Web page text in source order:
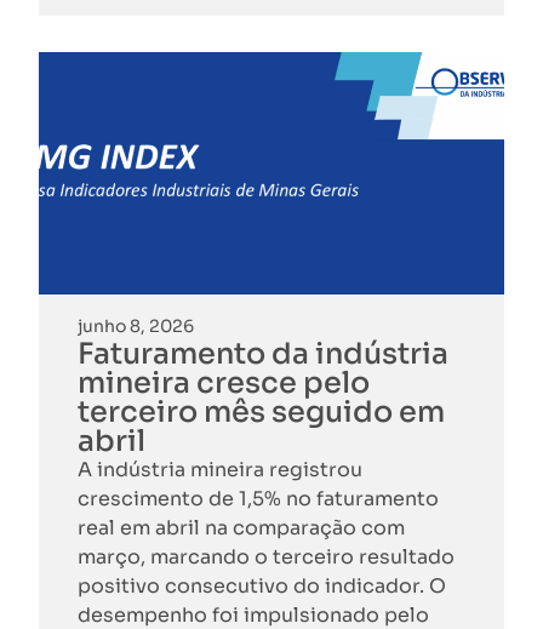
junho 8, 2026
Faturamento da indústria
mineira cresce pelo
terceiro mês seguido em
abril
A indústria mineira registrou
crescimento de 1,5% no faturamento
real em abril na comparação com
março, marcando o terceiro resultado
positivo consecutivo do indicador. O
desempenho foi impulsionado pelo